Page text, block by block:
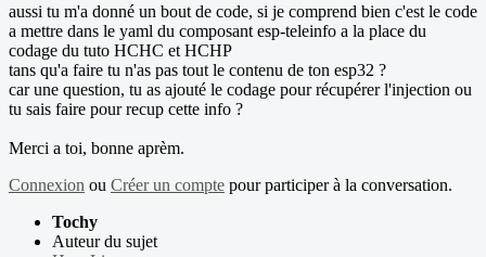
aussi tu m'a donné un bout de code, si je comprend bien c'est le code
a mettre dans le yaml du composant esp-teleinfo a la place du
codage du tuto HCHC et HCHP
tans qu'a faire tu n'as pas tout le contenu de ton esp32 ?
car une question, tu as ajouté le codage pour récupérer l'injection ou
tu sais faire pour recup cette info ?
Merci a toi, bonne aprèm.
Connexion ou Créer un compte pour participer à la conversation.
Tochy
Auteur du sujet